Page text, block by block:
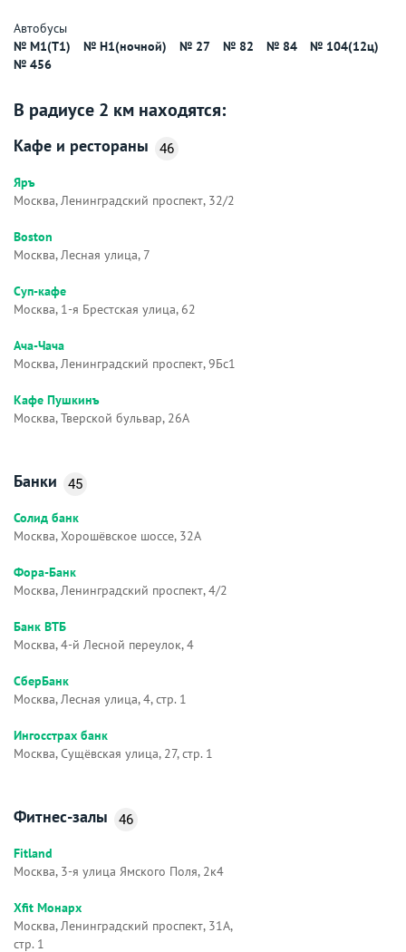
Автобусы
№ M1(T1)
№ H1(ночной) № 27 № 82 № 84
№ 104(12ц)
№ 456
В радиусе 2 км находятся:
Кафе и рестораны 46
Яръ
Москва, Ленинградский проспект, 32/2
Boston
Москва, Лесная улица, 7
Суп-кафе
Москва, 1-я Брестская улица, 62
Ача-Чача
Москва, Ленинградский проспект, 9Бс1
Кафе Пушкинъ
Москва, Тверской бульвар, 26А
Банки 45
Солид банк
Москва, Хорошёвское шоссе, 32А
Фора-Банк
Москва, Ленинградский проспект, 4/2
Банк ВТБ
Москва, 4-й Лесной переулок, 4
СберБанк
Москва, Лесная улица, 4, стр. 1
Ингосстрах банк
Москва, Сущёвская улица, 27, стр. 1
Фитнес-залы 46
Fitland
Москва, 3-я улица Ямского Поля, 2к4
Xfit Монарх
Москва, Ленинградский проспект, 31А,
стр. 1